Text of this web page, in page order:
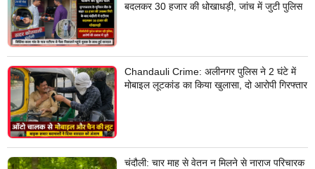
बदलकर 30 हजार की धोखाधड़ी, जांच में जुटी पुलिस
Chandauli Crime: अलीनगर पुलिस ने 2 घंटे में
मोबाइल लूटकांड का किया खुलासा, दो आरोपी गिरफ्तार
चंदौली: चार माह से वेतन न मिलने से नाराज परिचारक